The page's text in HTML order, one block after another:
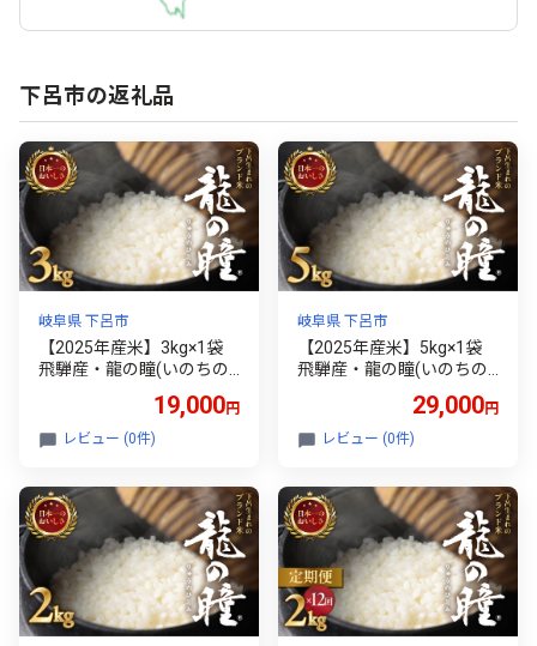
下呂市の返礼品
岐阜県 下呂市
【2025年産米】3kg×1袋
飛騨産・龍の瞳(いのちの
壱) 株式会社龍の瞳直送 米
3キロ 令和7年産 精米 ブラ
ンド米 りゅうのひとみ 龍
19,000円
レビュー (0件)
岐阜県 下呂市
【2025年産米】5kg×1袋
飛騨産・龍の瞳(いのちの
壱) 株式会社龍の瞳直送 米
5キロ 令和7年産 精米 ブラ
ンド米 りゅうのひとみ 龍
29,000円
レビュー (0件)